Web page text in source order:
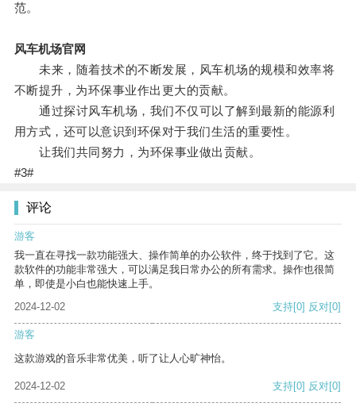
范。
风车机场官网
未来，随着技术的不断发展，风车机场的规模和效率将
不断提升，为环保事业作出更大的贡献。
通过探讨风车机场，我们不仅可以了解到最新的能源利
用方式，还可以意识到环保对于我们生活的重要性。
让我们共同努力，为环保事业做出贡献。
#3#
评论
游客
我一直在寻找一款功能强大、操作简单的办公软件，终于找到了它。这
款软件的功能非常强大，可以满足我日常办公的所有需求。操作也很简
单，即使是小白也能快速上手。
2024-12-02
支持[0] 反对[0]
游客
这款游戏的音乐非常优美，听了让人心旷神怡。
2024-12-02 支持[0] 反对[0]